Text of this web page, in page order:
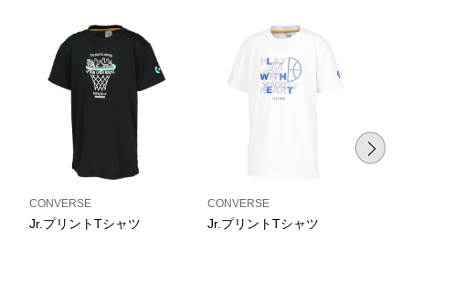
CONVERSE
Jr.プリントTシャツ
CONVERSE
Jr.プリントTシャツ